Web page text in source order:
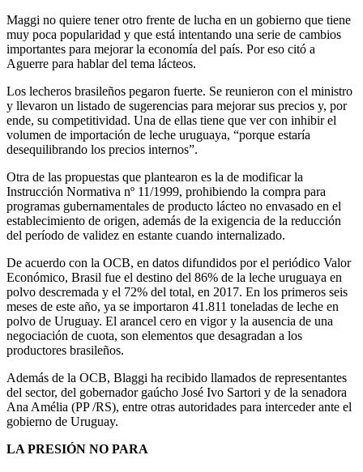
Maggi no quiere tener otro frente de lucha en un gobierno que tiene
muy poca popularidad y que está intentando una serie de cambios
importantes para mejorar la economía del país. Por eso citó a
Aguerre para hablar del tema lácteos.
Los lecheros brasileños pegaron fuerte. Se reunieron con el ministro
y llevaron un listado de sugerencias para mejorar sus precios y, por
ende, su competitividad. Una de ellas tiene que ver con inhibir el
volumen de importación de leche uruguaya, “porque estaría
desequilibrando los precios internos”.
Otra de las propuestas que plantearon es la de modificar la
Instrucción Normativa nº 11/1999, prohibiendo la compra para
programas gubernamentales de producto lácteo no envasado en el
establecimiento de origen, además de la exigencia de la reducción
del período de validez en estante cuando internalizado.
De acuerdo con la OCB, en datos difundidos por el periódico Valor
Económico, Brasil fue el destino del 86% de la leche uruguaya en
polvo descremada y el 72% del total, en 2017. En los primeros seis
meses de este año, ya se importaron 41.811 toneladas de leche en
polvo de Uruguay. El arancel cero en vigor y la ausencia de una
negociación de cuota, son elementos que desagradan a los
productores brasileños.
Además de la OCB, Blaggi ha recibido llamados de representantes
del sector, del gobernador gaúcho José Ivo Sartori y de la senadora
Ana Amélia (PP /RS), entre otras autoridades para interceder ante el
gobierno de Uruguay.
LA PRESIÓN NO PARA